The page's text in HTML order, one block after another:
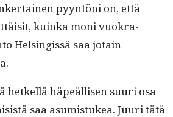
pyyn­töni on, että
kuin­ka moni vuokra-
Helsingis­sä saa jotain
het­kel­lä häpeäl­lisen suuri osa
saa asum­is­tukea. Juuri tätä